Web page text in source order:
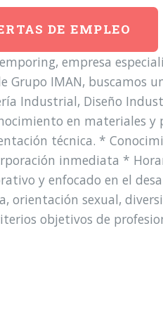
DE EMPLEO
empresa
IMAN, buscamos
Industrial, Diseño
en materiales
técnica. *
inmediata *
y enfocado en el
sexual,
objetivos de